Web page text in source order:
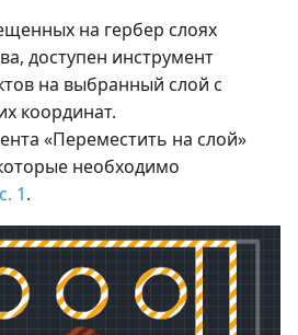
на гербер слоях
доступен инструмент
на выбранный слой с
координат.
«Переместить на слой»
необходимо
1.